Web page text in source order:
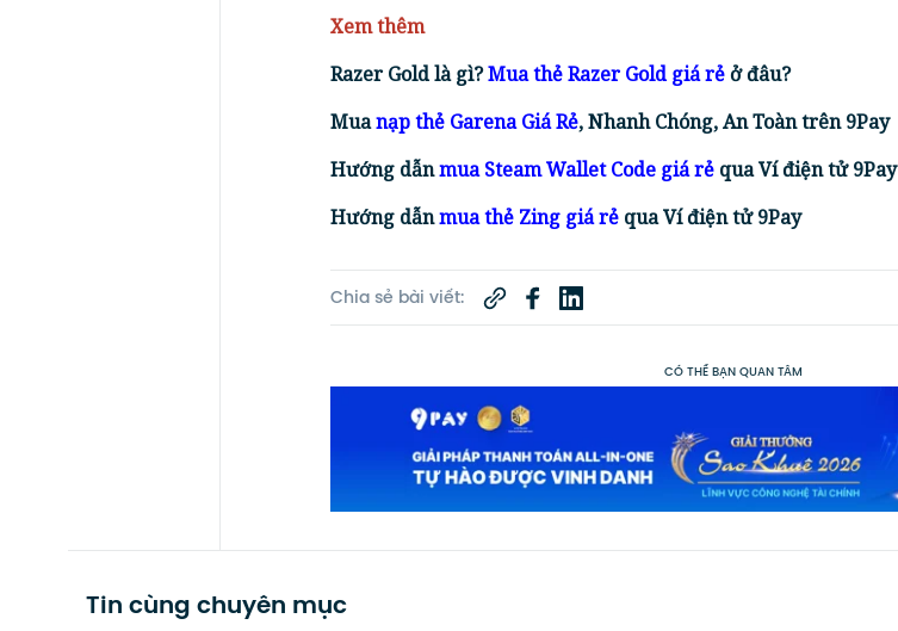
Xem thêm
Razer Gold là gì?Mua thẻ Razer Gold giá rẻở đâu?
Muanạp thẻ Garena Giá Rẻ, Nhanh Chóng, An Toàn trên 9Pay
Hướng dẫnmua Steam Wallet Code giá rẻ qua Ví điện tử 9Pay
Hướng dẫnmua thẻ Zing giá rẻ qua Ví điện tử 9Pay
Chia sẻ bài viết:
CÓ THỂ BẠN QUAN TÂM
Tin cùng chuyên mục